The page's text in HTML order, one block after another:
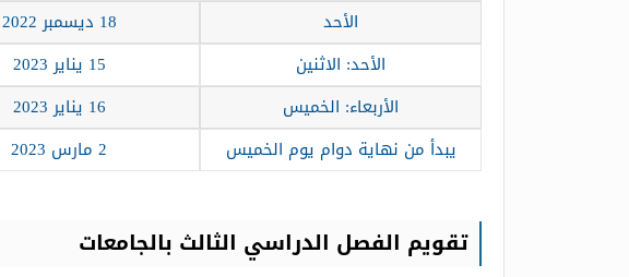
الأحد
18 ديسمبر 2022
الأحد: الاثنين
15 يناير 2023
الأربعاء: الخميس
16 يناير 2023
يبدأ من نهاية دوام يوم الخميس
2 مارس 2023
تقويم الفصل الدراسي الثالث بالجامعات